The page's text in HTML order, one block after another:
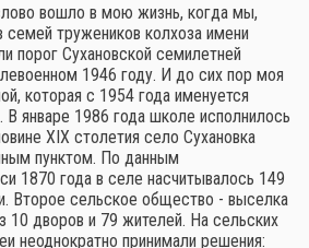
вошло в мою жизнь, когда мы,
семей тружеников колхоза имени
порог Сухановской семилетней
1946 году. И до сих пор моя
которая с 1954 года именуется
В январе 1986 года школе исполнилось
XIX столетия село Сухановка
пунктом. По данным
1870 года в селе насчитывалось 149
Второе сельское общество - выселка
10 дворов и 79 жителей. На сельских
неоднократно принимали решения: